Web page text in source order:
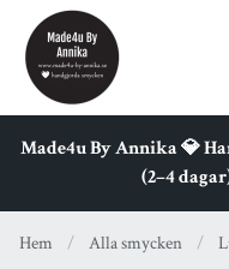
Made4u By Annika 💎
(2–4
Hem / Alla smycken /